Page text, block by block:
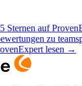
Sternen auf
zu
lesen →